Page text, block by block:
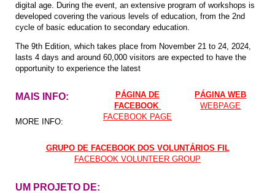
digital age. During the event, an extensive program of workshops is
developed covering the various levels of education, from the 2nd
cycle of basic education to secondary education.
The 9th Edition, which takes place from November 21 to 24, 2024,
lasts 4 days and around 60,000 visitors are expected to have the
opportunity to experience the latest
MAIS INFO:
MORE INFO:
PÁGINA DE
FACEBOOK
FACEBOOK PAGE
PÁGINA WEB
WEBPAGE
GRUPO DE FACEBOOK DOS VOLUNTÁRIOS FIL
FACEBOOK VOLUNTEER GROUP
UM PROJETO DE: